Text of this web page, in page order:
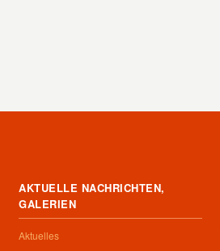
AKTUELLE NACHRICHTEN,
GALERIEN
Aktuelles